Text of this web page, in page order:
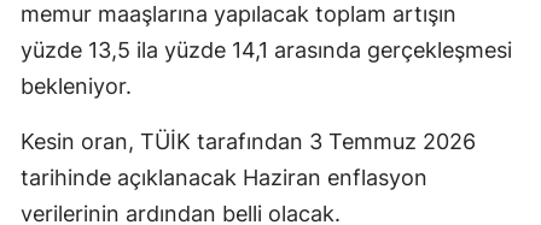
memur maaşlarına yapılacak toplam artışın
yüzde 13,5 ila yüzde 14,1 arasında gerçekleşmesi
bekleniyor.
Kesin oran, TÜİK tarafından 3 Temmuz 2026
tarihinde açıklanacak Haziran enflasyon
verilerinin ardından belli olacak.